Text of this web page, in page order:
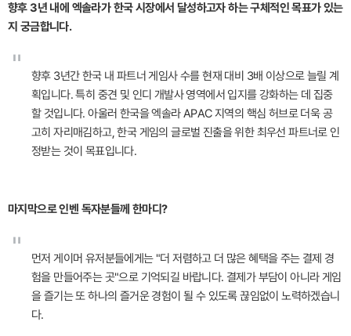
향후 3년 내에 엑솔라가 한국 시장에서 달성하고자 하는 구체적인 목표가 있는
지 궁금합니다.
"
향후 3년간 한국 내 파트너 게임사 수를 현재 대비 3배 이상으로 늘릴 계
획입니다. 특히 중견 및 인디 개발사 영역에서 입지를 강화하는 데 집중
할 것입니다. 아울러 한국을 엑솔라 APAC 지역의 핵심 허브로 더욱 공
고히 자리매김하고, 한국 게임의 글로벌 진출을 위한 최우선 파트너로 인
정받는 것이 목표입니다.
마지막으로 인벤 독자분들께 한마디?
"
먼저 게이머 유저분들에게는 "더 저렴하고 더 많은 혜택을 주는 결제 경
험을 만들어주는 곳"으로 기억되길 바랍니다. 결제가 부담이 아니라 게임
을 즐기는 또 하나의 즐거운 경험이 될 수 있도록 끊임없이 노력하겠습니
다.